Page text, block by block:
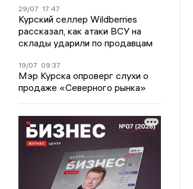
29/07 17:47
Курский селлер Wildberries
рассказал, как атаки ВСУ на
склады ударили по продавцам
19/07 09:37
Мэр Курска опроверг слухи о
продаже «Северного рынка»